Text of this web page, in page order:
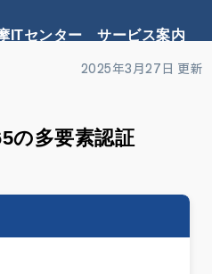
ITセンター サービス案内
2025年3月27日 更新
の多要素認証